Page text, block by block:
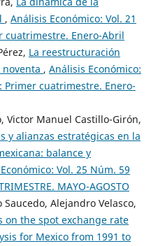
, Análisis Económico: Vol. 21
cuatrimestre. Enero-Abril
La reestructuración
, Análisis Económico:
Primer cuatrimestre. Enero-
Victor Manuel Castillo-Girón,
y alianzas estratégicas en la
balance y
Vol. 25 Núm. 59
MAYO-AGOSTO
Alejandro Velasco,
on the spot exchange rate
for Mexico from 1991 to